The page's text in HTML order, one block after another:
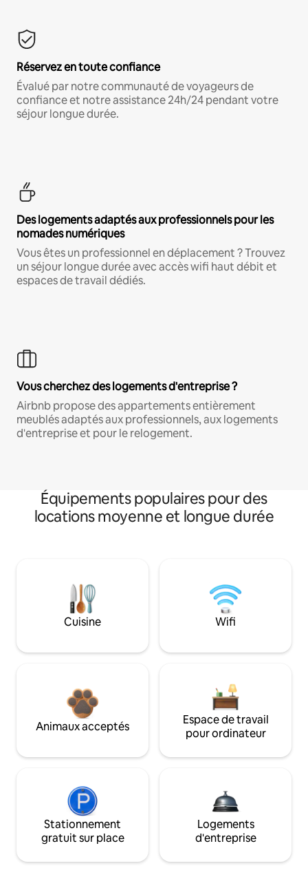
Réservez en toute confiance
Évalué par notre communauté de voyageurs de
confiance et notre assistance 24h/24 pendant votre
séjour longue durée.
Des logements adaptés aux professionnels pour les
nomades numériques
Vous êtes un professionnel en déplacement ? Trouvez
un séjour longue durée avec accès wifi haut débit et
espaces de travail dédiés.
Vous cherchez des logements d'entreprise ?
Airbnb propose des appartements entièrement
meublés adaptés aux professionnels, aux logements
d'entreprise et pour le relogement.
Équipements populaires pour des
locations moyenne et longue durée
Cuisine Wifi
Animaux acceptés
Espace de travail
pour ordinateur
Stationnement
gratuit sur place
Logements
d'entreprise